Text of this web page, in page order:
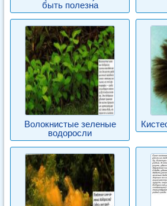
быть полезна
Волокнистые зеленые
водоросли